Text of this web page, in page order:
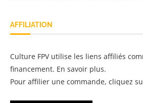
AFFILIATION
Culture FPV utilise les liens affiliés
financement. En savoir plus.
Pour affilier une commande, cliquez